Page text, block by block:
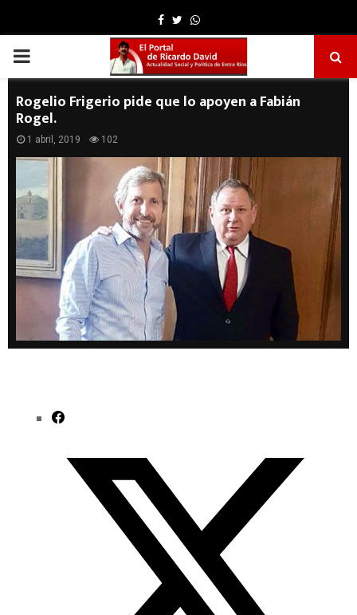
Facebook
TwitterWhatsapp
PRIMARY
MENU
Rogelio Frigerio pide que lo apoyen a Fabián
Rogel.
1 abril, 2019 102